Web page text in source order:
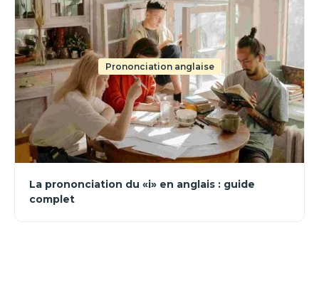
Prononciation anglaise
La prononciation du «i» en anglais : guide
complet